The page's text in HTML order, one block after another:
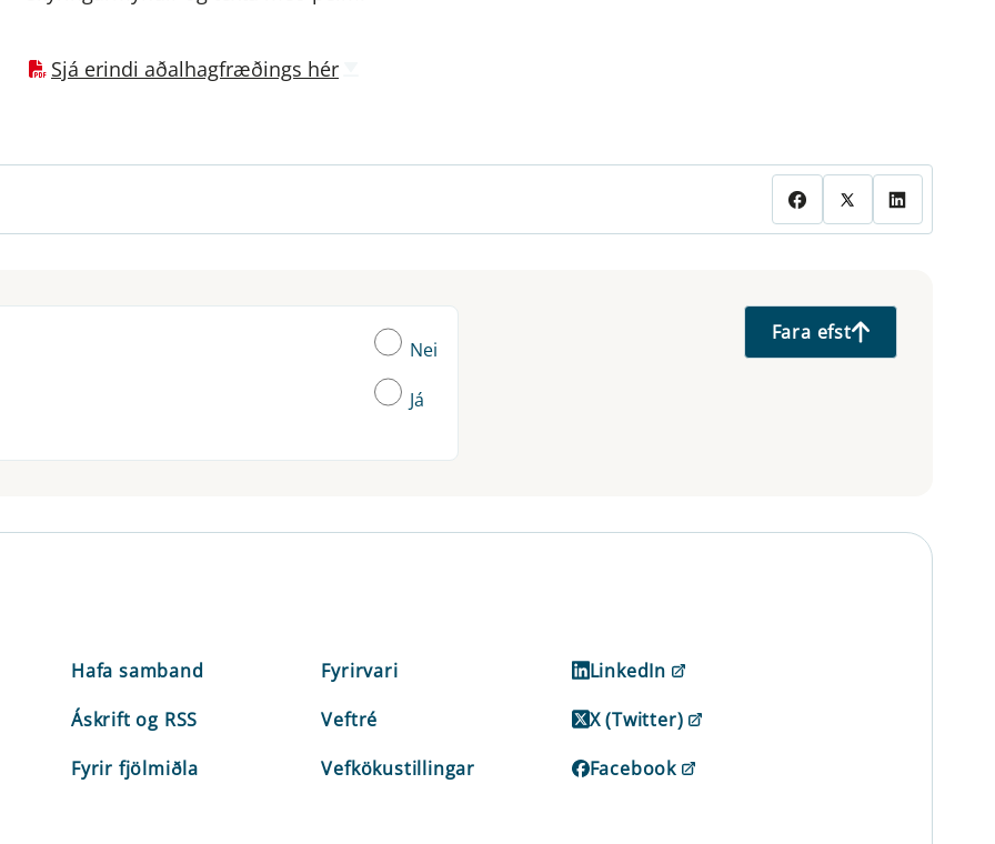
Sjá erindi aðalhagfræðings hér
Nei
Já
Fara efst
Hafa samband
Áskrift og RSS
Fyrir fjölmiðla
Fyrirvari
Veftré
Vefkökustillingar
LinkedIn
X (Twitter)
Facebook